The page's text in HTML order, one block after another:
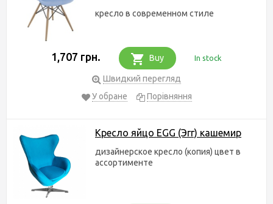
кресло в современном стиле
1,707 грн. Buy In stock
Швидкий перегляд
У обране
Порівняння
Кресло яйцо EGG (Эгг) кашемир
дизайнерское кресло (копия) цвет в
ассортименте